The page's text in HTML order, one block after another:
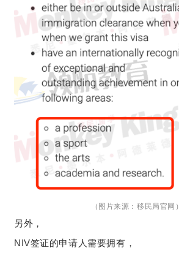
（图片来源：移民局官网）
另外，
NIV签证的申请人需要拥有，